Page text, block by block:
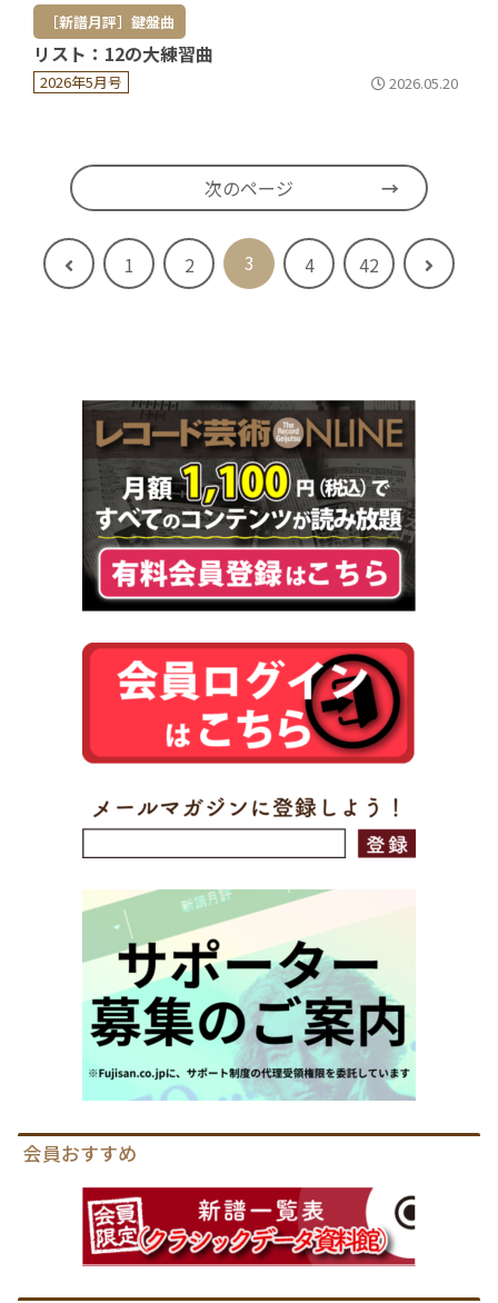
2026年5月号
［新譜月評］鍵盤曲
リスト：12の大練習曲
2026.05.20
次のページ
前
1 2 3 4 42
次
会員おすすめ